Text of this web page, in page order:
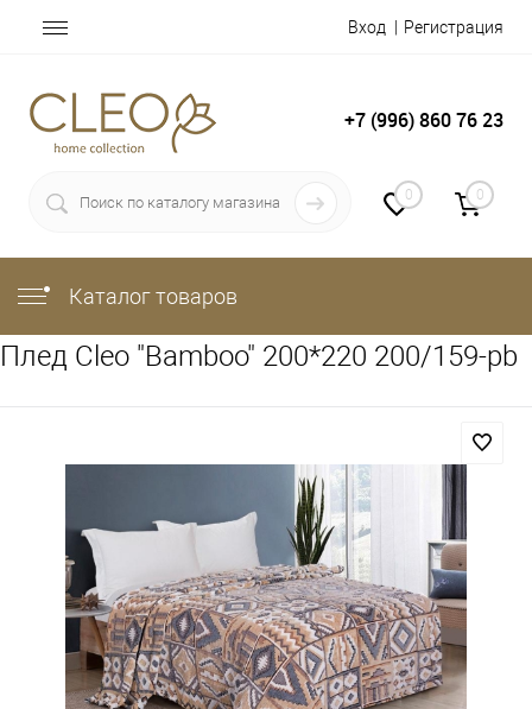
Вход Регистрация
+7 (996) 860 76 23
0 0
Каталог товаров
Плед Cleo "Bamboo" 200*220 200/159-pb